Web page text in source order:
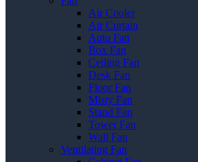
Air Cooler
Air Curtain
Auto Fan
Box Fan
Ceiling Fan
Desk Fan
Floor Fan
Misty Fan
Stand Fan
Tower Fan
Wall Fan
Ventilating Fan